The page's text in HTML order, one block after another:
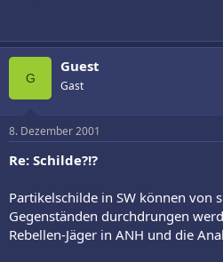
G
Guest
Gast
8. Dezember 2001
Re: Schilde?!?
Partikelschilde in SW können von
Gegenständen durchdrungen
Rebellen-Jäger in ANH und die